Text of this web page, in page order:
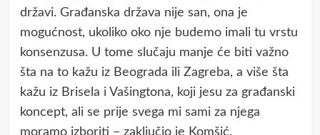
državi. Građanska država nije san, ona je
mogućnost, ukoliko oko nje budemo imali tu vrstu
konsenzusa. U tome slučaju manje će biti važno
šta na to kažu iz Beograda ili Zagreba, a više šta
kažu iz Brisela i Vašingtona, koji jesu za građanski
koncept, ali se prije svega mi sami za njega
moramo izboriti – zaključio je Komšić.